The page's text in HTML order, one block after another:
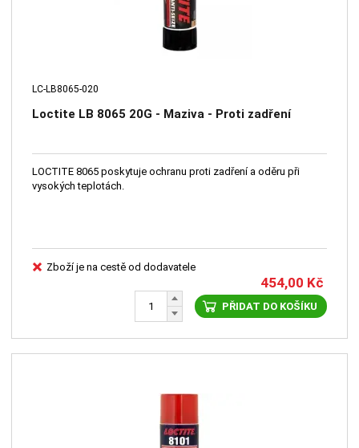
LC-LB8065-020
Loctite LB 8065 20G - Maziva - Proti zadření
LOCTITE 8065 poskytuje ochranu proti zadření a oděru při
vysokých teplotách.
Zboží je na cestě od dodavatele
454,00 Kč
PŘIDAT DO KOŠÍKU